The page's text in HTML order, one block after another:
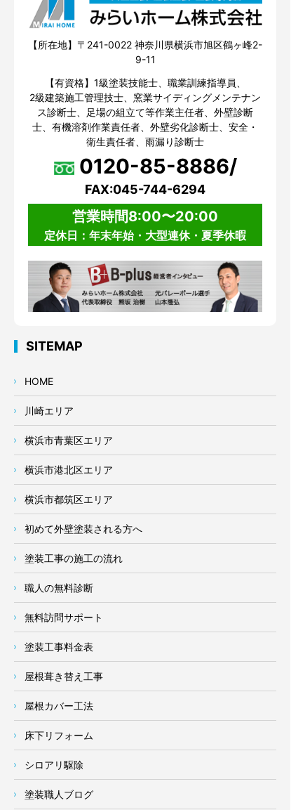
【所在地】〒241-0022 神奈川県横浜市旭区鶴ヶ峰2-
9-11
【有資格】1級塗装技能士、職業訓練指導員、
2級建築施工管理技士、窯業サイディングメンテナン
ス診断士、足場の組立て等作業主任者、外壁診断
士、有機溶剤作業責任者、外壁劣化診断士、安全・
衛生責任者、雨漏り診断士
0120-85-8886/
FAX:045-744-6294
営業時間8:00〜20:00
定休日：年末年始・大型連休・夏季休暇
SITEMAP
HOME
川崎エリア
横浜市青葉区エリア
横浜市港北区エリア
横浜市都筑区エリア
初めて外壁塗装される方へ
塗装工事の施工の流れ
職人の無料診断
無料訪問サポート
塗装工事料金表
屋根葺き替え工事
屋根カバー工法
床下リフォーム
シロアリ駆除
塗装職人ブログ